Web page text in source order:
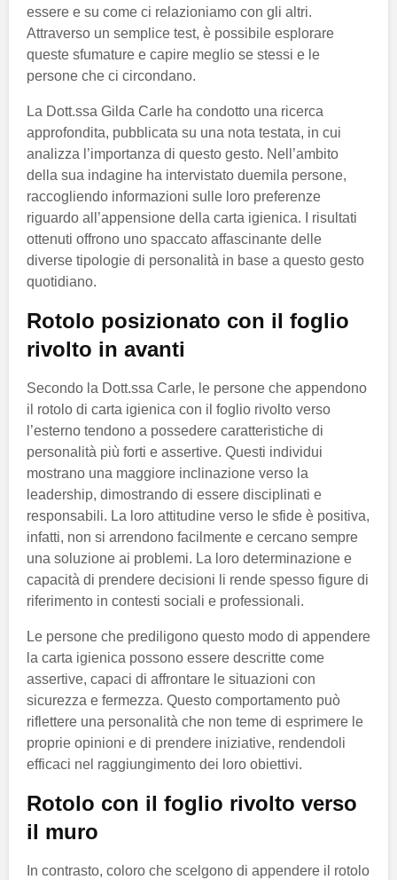
essere e su come ci relazioniamo con gli altri.
Attraverso un semplice test, è possibile esplorare
queste sfumature e capire meglio se stessi e le
persone che ci circondano.
La Dott.ssa Gilda Carle ha condotto una ricerca
approfondita, pubblicata su una nota testata, in cui
analizza l’importanza di questo gesto. Nell’ambito
della sua indagine ha intervistato duemila persone,
raccogliendo informazioni sulle loro preferenze
riguardo all’appensione della carta igienica. I risultati
ottenuti offrono uno spaccato affascinante delle
diverse tipologie di personalità in base a questo gesto
quotidiano.
Rotolo posizionato con il foglio
rivolto in avanti
Secondo la Dott.ssa Carle, le persone che appendono
il rotolo di carta igienica con il foglio rivolto verso
l’esterno tendono a possedere caratteristiche di
personalità più forti e assertive. Questi individui
mostrano una maggiore inclinazione verso la
leadership, dimostrando di essere disciplinati e
responsabili. La loro attitudine verso le sfide è positiva,
infatti, non si arrendono facilmente e cercano sempre
una soluzione ai problemi. La loro determinazione e
capacità di prendere decisioni li rende spesso figure di
riferimento in contesti sociali e professionali.
Le persone che prediligono questo modo di appendere
la carta igienica possono essere descritte come
assertive, capaci di affrontare le situazioni con
sicurezza e fermezza. Questo comportamento può
riflettere una personalità che non teme di esprimere le
proprie opinioni e di prendere iniziative, rendendoli
efficaci nel raggiungimento dei loro obiettivi.
Rotolo con il foglio rivolto verso
il muro
In contrasto, coloro che scelgono di appendere il rotolo